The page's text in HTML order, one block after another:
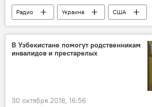
Радио Украина
США
Михаил Саакашвили
В Узбекистане помогут родственникам
инвалидов и престарелых
30 октября 2018, 16:56